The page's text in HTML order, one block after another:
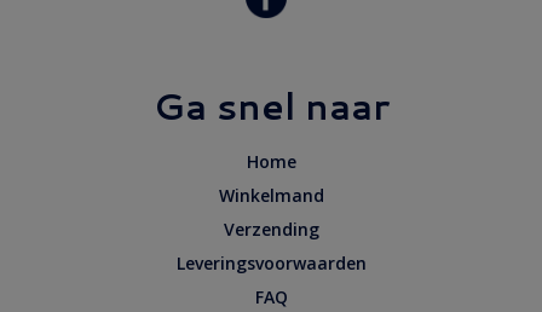
Ga snel naar
Home
Winkelmand
Verzending
Leveringsvoorwaarden
FAQ